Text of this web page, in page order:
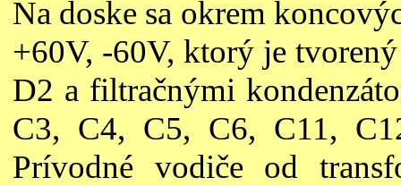
Na doske sa okrem
+60V, -60V, ktorý je
D2 a filtračnými
C3, C4, C5, C6, C11,
Prívodné vodiče od